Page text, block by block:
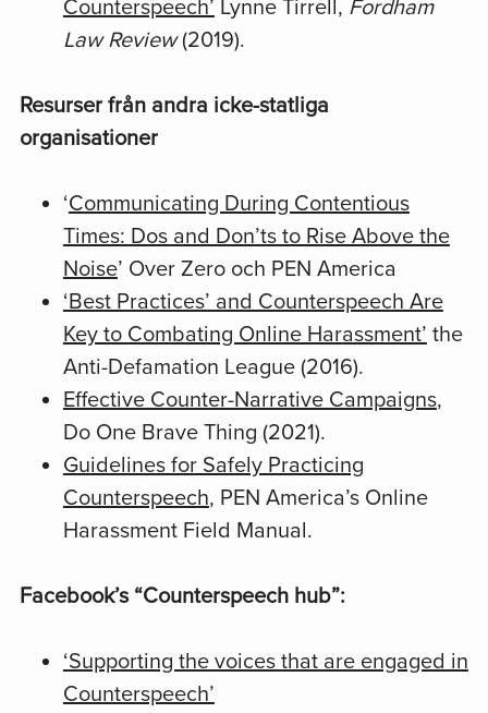
Counterspeech’ Lynne Tirrell, Fordham
Law Review(2019).
Resurser från andra icke-statliga
organisationer
‘Communicating During Contentious
Times: Dos and Don’ts to Rise Above the
Noise’ Over Zero och PEN America
‘Best Practices’ and Counterspeech Are
Key to Combating Online Harassment’ the
Anti-Defamation League (2016).
Effective Counter-Narrative Campaigns,
Do One Brave Thing (2021).
Guidelines for Safely Practicing
Counterspeech, PEN America’s Online
Harassment Field Manual.
Facebook’s “Counterspeech hub”:
‘Supporting the voices that are engaged in
Counterspeech’